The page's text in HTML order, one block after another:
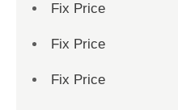
Fix Price
Fix Price
Fix Price